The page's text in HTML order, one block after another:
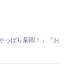
っぱり菊岡！」『お